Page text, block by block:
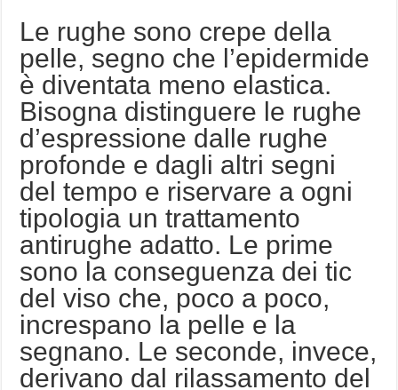
70
anni:
la
mia
contro
le
rughe
e
l’invecchiamento
cutaneo!
Le rughe sono crepe della
pelle, segno che l’epidermide
è diventata meno elastica.
Bisogna distinguere le rughe
d’espressione dalle rughe
profonde e dagli altri segni
del tempo e riservare a ogni
tipologia un trattamento
antirughe adatto. Le prime
sono la conseguenza dei tic
del viso che, poco a poco,
increspano la pelle e la
segnano. Le seconde, invece,
derivano dal rilassamento del